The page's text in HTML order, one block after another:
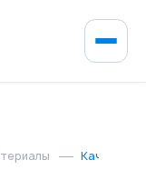
Качество